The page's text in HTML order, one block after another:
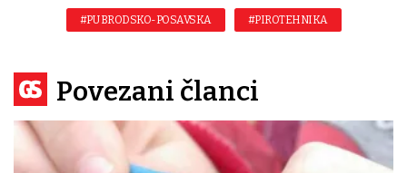
#PU BRODSKO-POSAVSKA #PIROTEHNIKA
Povezani članci